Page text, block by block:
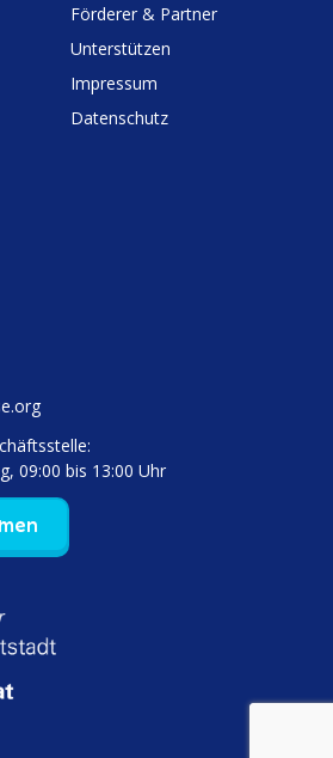
Förderer & Partner
Unter­stützen
Impressum
Daten­schutz
09:00 bis 13:00 Uhr